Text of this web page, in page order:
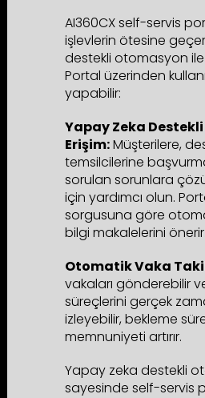
AI360CX self-servis
işlevlerin ötesine
destekli otomasyon
Portal üzerinden
yapabilir:
Yapay Zeka
Erişim:Müşterilere,
temsilcilerine
sorulan sorunlara
için yardımcı olun.
sorgusuna göre
bilgi makalelerini önerir.
Otomatik Vaka
vakaları gönderebilir
süreçlerini gerçek
izleyebilir, bekleme
memnuniyeti artırır.
Yapay zeka destekli
sayesinde self-servis